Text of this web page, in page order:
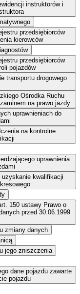
instruktorów i
przedsiębiorców
kierowców
przedsiębiorców
pojazdów
transportu drogowego
Ośrodka Ruchu
na prawo jazdy
uprawnieniach do
na kontrolne
uprawnienia
kwalifikacji
150 ustawy Prawo o
przed 30.06.1999
zmiany danych
jego zniszczenia
dane pojazdu zawarte
pojazdu